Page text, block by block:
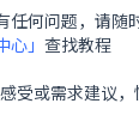
任何问题，请随
心」 查找教程
受或需求建议，